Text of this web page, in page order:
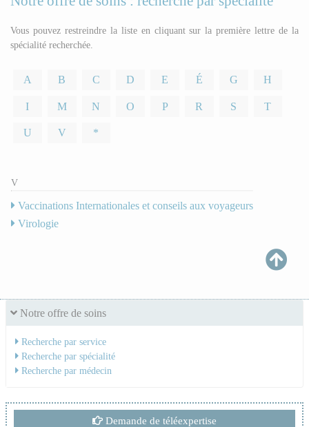
Notre offre de soins
Recherche par service
Recherche par spécialité
Recherche par médecin
Demande de téléexpertise
Vous pouvez restreindre la liste en cliquant sur la première lettre de la
spécialité recherchée.
A B C D E É G H
I M N O P R S T
U V *
V
Vaccinations Internationales et conseils aux voyageurs
Virologie